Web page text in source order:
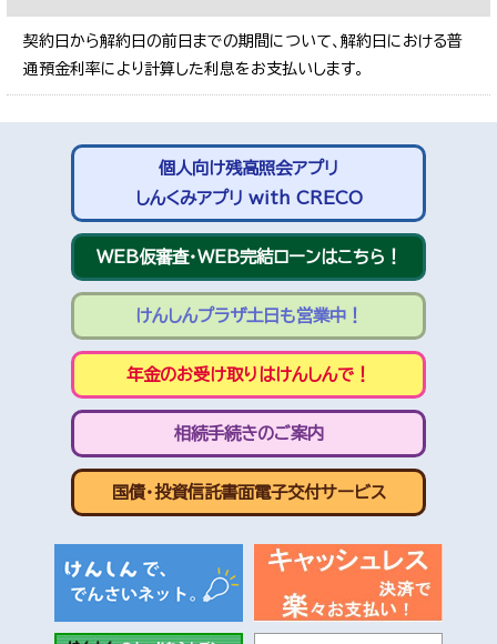
契約日から解約日の前日までの期間について、解約日における普
通預金利率により計算した利息をお支払いします。
個人向け残高照会アプリ
しんくみアプリ with CRECO
WEB仮審査・WEB完結ローンはこちら！
けんしんプラザ土日も営業中！
年金のお受け取りはけんしんで！
相続手続きのご案内
国債・投資信託書面電子交付サービス